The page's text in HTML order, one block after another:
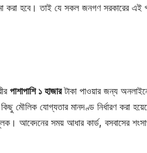
করা হবে। তাই যে সকল জনগণ সরকারের
পাশাপাশি ১ হাজারটাকা পাওয়ার জন্য
মৌলিক যোগ্যতার মানদণ্ড নির্ধারণ করা
আবেদনের সময় আধার কার্ড, বসবাসের